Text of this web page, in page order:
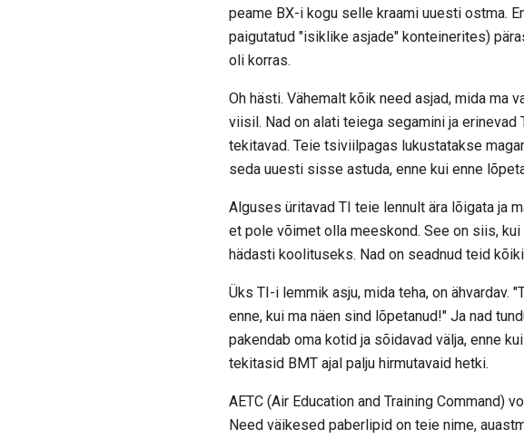
peame BX-i kogu selle kraami uuesti ostma.
paigutatud "isiklike asjade" konteinerites)
oli korras.
Oh hästi. Vähemalt kõik need asjad, mida ma
viisil. Nad on alati teiega segamini ja
tekitavad. Teie tsiviilpagas lukustatakse
seda uuesti sisse astuda, enne kui enne
Alguses üritavad TI teie lennult ära lõigata ja
et pole võimet olla meeskond. See on siis,
hädasti koolituseks. Nad on seadnud teid
Üks TI-i lemmik asju, mida teha, on ähvardav.
enne, kui ma näen sind lõpetanud!" Ja nad
pakendab oma kotid ja sõidavad välja, enne
tekitasid BMT ajal palju hirmutavaid hetki.
AETC (Air Education and Training Command)
Need väikesed paberlipid on teie nime,